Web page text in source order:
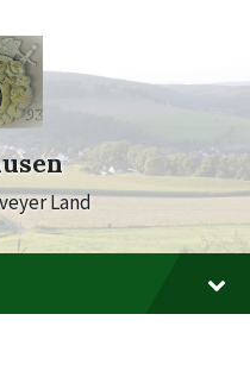
Land